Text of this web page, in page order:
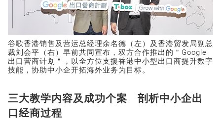
谷歌香港销售及营运总经理余名德（左）及香港贸发局副总
裁刘会平（右）早前共同宣布，双方合作推出的＂Google
出口营商计划＂，以全方位支援香港中小型出口商提升数字
技能，协助中小企开拓海外业务为目标。
三大教学内容及成功个案 剖析中小企出
口经商过程